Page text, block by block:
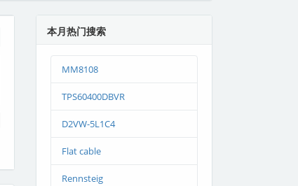
本月热门搜索
MM8108
TPS60400DBVR
D2VW-5L1C4
Flat cable
Rennsteig